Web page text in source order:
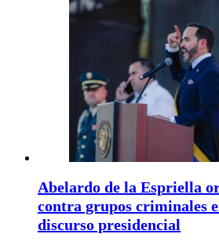
Abelardo de la Espriella
contra grupos criminales
discurso presidencial